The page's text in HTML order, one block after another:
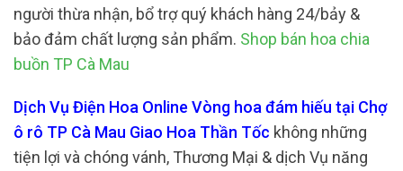
người thừa nhận, bổ trợ quý khách hàng 24/bảy &
bảo đảm chất lượng sản phẩm. Shop bán hoa chia
buồn TP Cà Mau
Dịch Vụ Điện Hoa Online Vòng hoa đám hiếu tại Chợ
ô rô TP Cà Mau Giao Hoa Thần Tốc không những
tiện lợi và chóng vánh, Thương Mại & dịch Vụ năng